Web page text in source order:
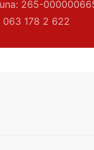
265-
063 178 2 622